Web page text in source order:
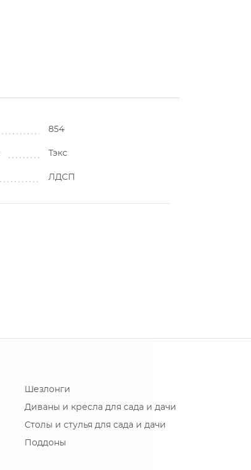
854
Тэкс
ЛДСП
Шезлонги
Диваны и кресла для сада и дачи
Столы и стулья для сада и дачи
Поддоны